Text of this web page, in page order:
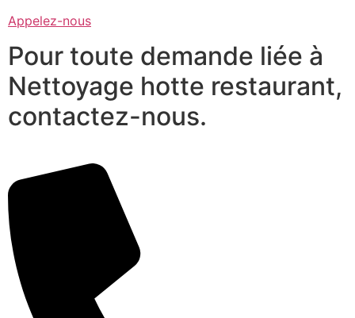
Appelez-nous
Pour toute demande liée à
Nettoyage hotte restaurant,
contactez-nous.